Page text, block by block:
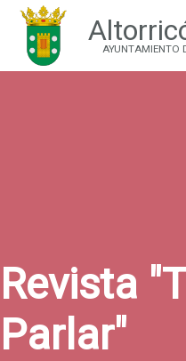
AYUNTAMIENTO
Revista
Parlar"